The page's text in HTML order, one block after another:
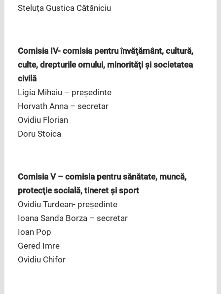
Steluţa Gustica Cătăniciu
Comisia IV- comisia pentru învăţământ, cultură,
culte, drepturile omului, minorităţi şi societatea
civilă
Ligia Mihaiu – preşedinte
Horvath Anna – secretar
Ovidiu Florian
Doru Stoica
Comisia V – comisia pentru sănătate, muncă,
protecţie socială, tineret şi sport
Ovidiu Turdean- preşedinte
Ioana Sanda Borza – secretar
Ioan Pop
Gered Imre
Ovidiu Chifor